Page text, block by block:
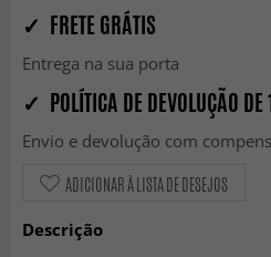
✓ FRETE GRÁTIS
Entrega na sua porta
✓ POLÍTICA DE DEVOLUÇÃO DE
Envio e devolução com
ADICIONAR À LISTA DE DESEJOS
Descrição